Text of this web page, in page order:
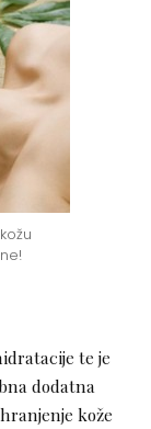
te je
dodatna
kože